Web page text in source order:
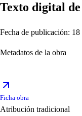
Texto digital de
Fecha de publicación:
Metadatos de la obra
Ficha obra
Atribución tradicional